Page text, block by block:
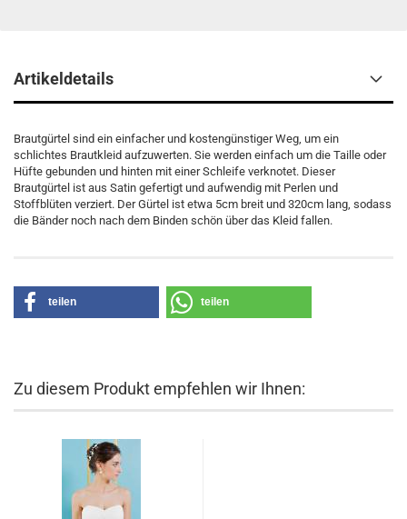
Artikeldetails
Brautgürtel sind ein einfacher und kostengünstiger Weg, um ein
schlichtes Brautkleid aufzuwerten. Sie werden einfach um die Taille oder
Hüfte gebunden und hinten mit einer Schleife verknotet. Dieser
Brautgürtel ist aus Satin gefertigt und aufwendig mit Perlen und
Stoffblüten verziert. Der Gürtel ist etwa 5cm breit und 320cm lang, sodass
die Bänder noch nach dem Binden schön über das Kleid fallen.
teilen teilen
Zu diesem Produkt empfehlen wir Ihnen: